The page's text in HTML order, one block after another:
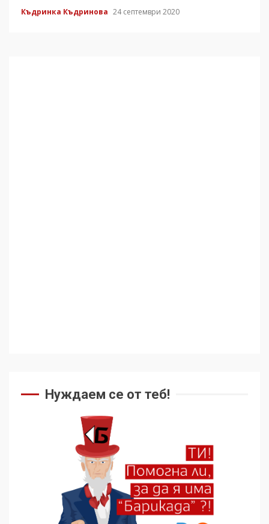
Къдринка Къдринова 24 септември 2020
Нуждаем се от теб!